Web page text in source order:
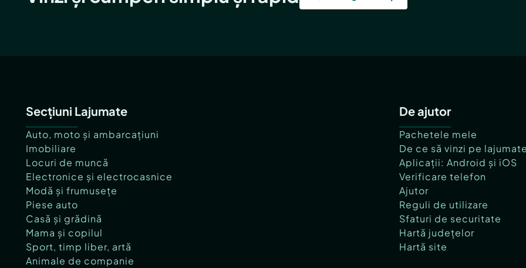
Secțiuni Lajumate
Auto, moto și ambarcațiuni
Imobiliare
Locuri de muncă
Electronice și electrocasnice
Modă și frumusețe
Piese auto
Casă și grădină
Mama și copilul
Sport, timp liber, artă
Animale de companie
De ajutor
Pachetele mele
De ce să vinzi pe
Aplicații: Android și iOS
Verificare telefon
Ajutor
Reguli de utilizare
Sfaturi de securitate
Hartă județelor
Hartă site